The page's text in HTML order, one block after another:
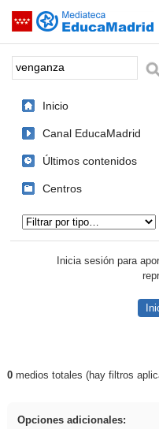
Saltar navegación
Palabra o frase:
Inicio
Canal EducaMadrid
Últimos contenidos
Centros
Inicia sesión para
Resultados de:
0medios totales (hay filtros
Opciones adicionales: